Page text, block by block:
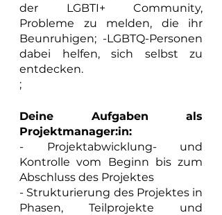
der LGBTI+ Community,
Probleme zu melden, die ihr
Beunruhigen; -LGBTQ-Personen
dabei helfen, sich selbst zu
entdecken.
;
Deine Aufgaben als
Projektmanager:in:
- Projektabwicklung- und
Kontrolle vom Beginn bis zum
Abschluss des Projektes
- Strukturierung des Projektes in
Phasen, Teilprojekte und